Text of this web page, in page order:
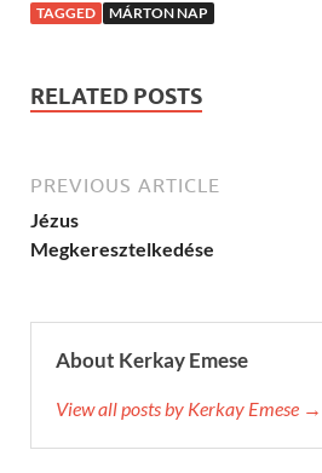
TAGGED MÁRTON NAP
RELATED POSTS
PREVIOUS ARTICLE
Jézus
Megkeresztelkedése
About Kerkay Emese
View all posts by Kerkay Emese →